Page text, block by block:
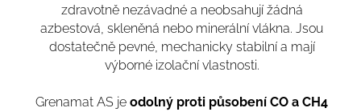
zdravotně nezávadné a neobsahují žádná
azbestová, skleněná nebo minerální vlákna. Jsou
dostatečně pevné, mechanicky stabilní a mají
výborné izolační vlastnosti.
Grenamat AS je odolný proti působení CO a CH4